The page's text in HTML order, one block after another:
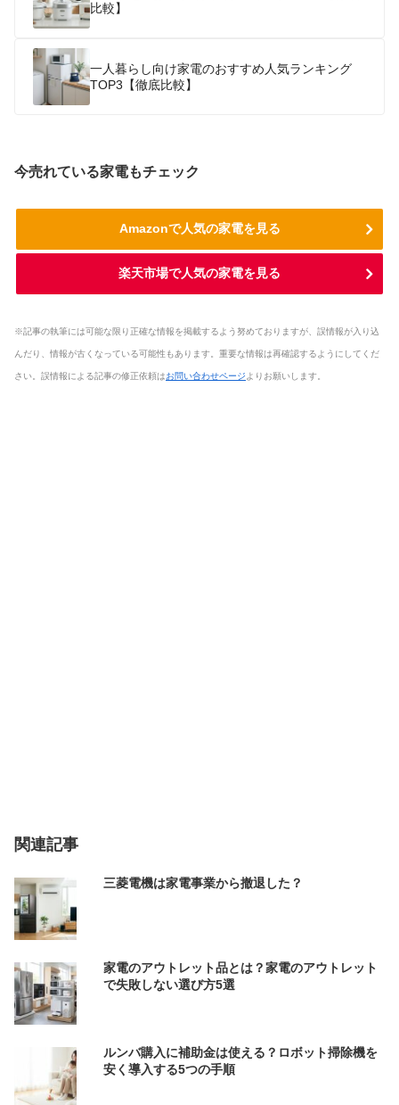
比較】
一人暮らし向け家電のおすすめ人気ランキング
TOP3【徹底比較】
今売れている家電もチェック
Amazonで人気の家電を見る
楽天市場で人気の家電を見る
※記事の執筆には可能な限り正確な情報を掲載するよう努めておりますが、誤情報が入り込
んだり、情報が古くなっている可能性もあります。重要な情報は再確認するようにしてくだ
さい。誤情報による記事の修正依頼はお問い合わせページ よりお願いします。
関連記事
三菱電機は家電事業から撤退した？
家電のアウトレット品とは？家電のアウトレット
で失敗しない選び方5選
ルンバ購入に補助金は使える？ロボット掃除機を
安く導入する5つの手順